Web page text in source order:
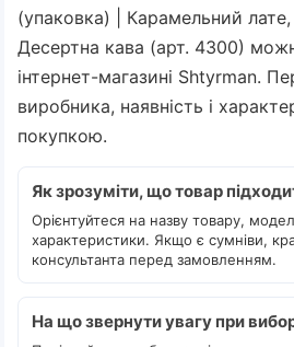
(упаковка) | Карамельний лате,
Десертна кава (арт. 4300)
інтернет-магазині Shtyrman.
виробника, наявність і
покупкою.
Як зрозуміти, що товар
Орієнтуйтеся на назву товару,
характеристики. Якщо є сумніви,
консультанта перед замовленням.
На що звернути увагу при